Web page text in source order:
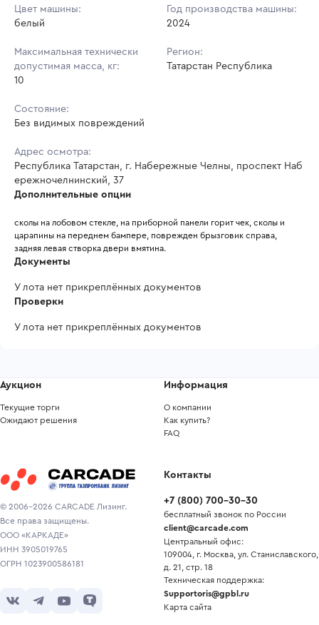
Цвет машины:
белый
Год производства машины:
2024
Максимальная технически
допустимая масса, кг:
10
Регион:
Татарстан Республика
Состояние:
Без видимых повреждений
Адрес осмотра:
Республика Татарстан, г. Набережные Челны, проспект Наб
ережночелнинский, 37
Дополнительные опции
сколы на лобовом стекле, на приборной панели горит чек, сколы и
царапины на переднем бампере, поврежден брызговик справа,
задняя левая створка двери вмятина.
Документы
У лота нет прикреплённых документов
Проверки
У лота нет прикреплённых документов
© 2006-2026 CARCADE Лизинг.
Все права защищены.
ООО «КАРКАДЕ»
ИНН 3905019765
ОГРН 1023900586181
Аукцион
Текущие торги
Ожидают решения
Информация
О компании
Как купить?
FAQ
Контакты
+7 (800) 700-30-30
бесплатный звонок по России
client@carcade.com
Центральный офис:
109004, г. Москва, ул. Станиславского,
д. 21, стр. 18
Техническая поддержка:
Supportoris@gpbl.ru
Карта сайта